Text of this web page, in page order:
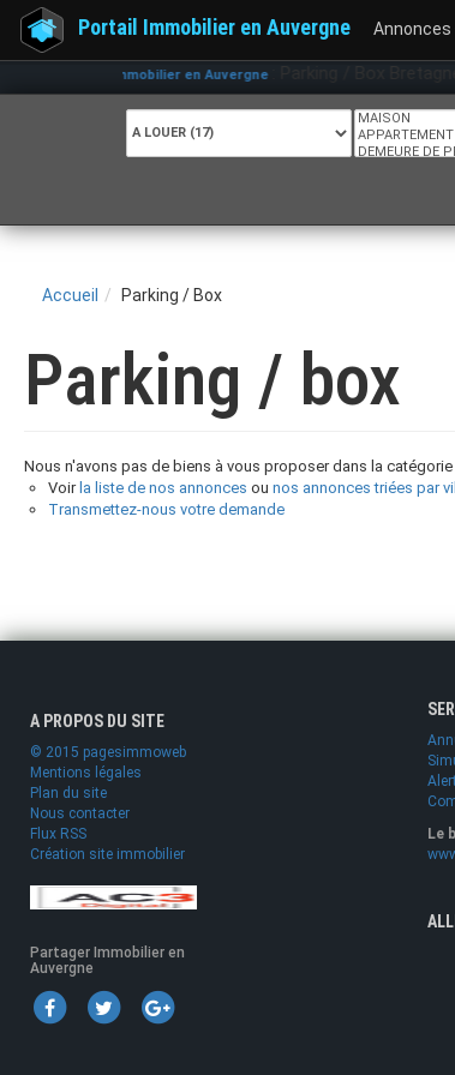
Portail Immobilier en Auvergne: Parking / Box Bretagne,
Portail Immobilier en Auvergne Annonces
Accueil Parking / Box
Parking / box
Nous n'avons pas de biens à vous proposer dans la
Voir la liste de nos annonces ou nos annonces triées par
Transmettez-nous votre demande
A PROPOS DU SITE
© 2015 pagesimmoweb
Mentions légales
Plan du site
Nous contacter
Flux RSS
Création site immobilier
Partager Immobilier en
Auvergne
Le